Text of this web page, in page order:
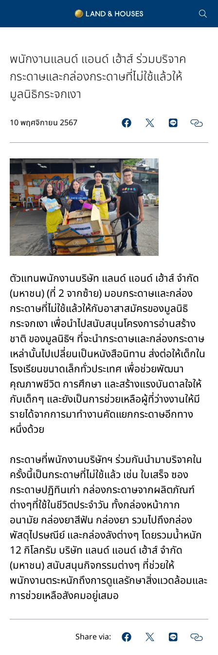
พนักงานแลนด์ แอนด์ เฮ้าส์ ร่วมบริจาค
กระดาษและกล่องกระดาษที่ไม่ใช้แล้วให้
มูลนิธิกระจกเงา
10 พฤศจิกายน 2567
ตัวแทนพนักงานบริษัท แลนด์ แอนด์ เฮ้าส์ จำกัด
(มหาชน) (ที่ 2 จากซ้าย) มอบกระดาษและกล่อง
กระดาษที่ไม่ใช้แล้วให้กับอาสาสมัครของมูลนิธิ
กระจกเงา เพื่อนำไปสนับสนุนโครงการอ่านสร้าง
ชาติ ของมูลนิธิฯ ที่จะนำกระดาษและกล่องกระดาษ
เหล่านั้นไปเปลี่ยนเป็นหนังสือนิทาน ส่งต่อให้เด็กใน
โรงเรียนขนาดเล็กทั่วประเทศ เพื่อช่วยพัฒนา
คุณภาพชีวิต การศึกษา และสร้างแรงบันดาลใจให้
กับเด็กๆ และยังเป็นการช่วยเหลือผู้ที่ว่างงานให้มี
รายได้จากการมาทำงานคัดแยกกระดาษอีกทาง
หนึ่งด้วย
กระดาษที่พนักงานบริษัทฯ ร่วมกันนำมาบริจาคใน
ครั้งนี้เป็นกระดาษที่ไม่ใช้แล้ว เช่น ใบเสร็จ ซอง
กระดาษปฏิทินเก่า กล่องกระดาษจากผลิตภัณฑ์
ต่างๆที่ใช้ในชีวิตประจำวัน ทั้งกล่องหน้ากาก
อนามัย กล่องยาสีฟัน กล่องยา รวมไปถึงกล่อง
พัสดุไปรษณีย์ และกล่องลังต่างๆ โดยรวมน้ำหนัก
12 กิโลกรัม บริษัท แลนด์ แอนด์ เฮ้าส์ จำกัด
(มหาชน) สนับสนุนกิจกรรมต่างๆ ที่ช่วยให้
พนักงานตระหนักถึงการดูแลรักษาสิ่งแวดล้อมและ
การช่วยเหลือสังคมอยู่เสมอ
Share via: